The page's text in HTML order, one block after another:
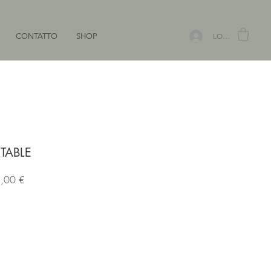
CONTATTO SHOP LOGIN
€